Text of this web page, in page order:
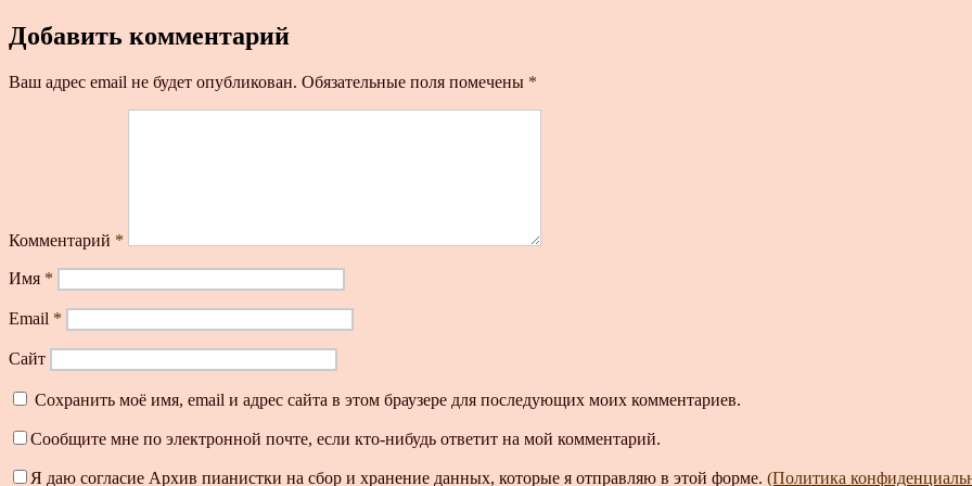
Добавить комментарий
Ваш адрес email не будет опубликован. Обязательные поля помечены *
Комментарий *
Имя *
Email *
Сайт
Сохранить моё имя, email и адрес сайта в этом браузере для последующих моих комментариев.
Сообщите мне по электронной почте, если кто-нибудь ответит на мой комментарий.
Я даю согласие Архив пианистки на сбор и хранение данных, которые я отправляю в этой форме. (Политика